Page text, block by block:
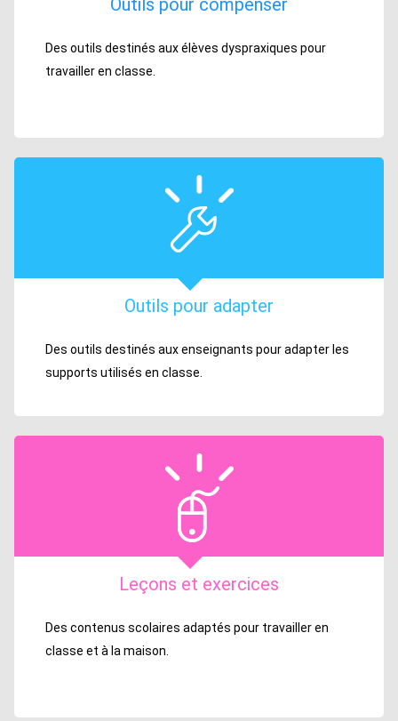
Des outils destinés aux élèves dyspraxiques pour
travailler en classe.
Outils pour adapter
Des outils destinés aux enseignants pour adapter les
supports utilisés en classe.
Leçons et exercices
Des contenus scolaires adaptés pour travailler en
classe et à la maison.